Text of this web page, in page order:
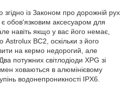
із Законом про дорожній рух
обов'язковим аксесуаром для
навіть якщо у вас його немає,
BC2, оскільки з його
на кермо недорогий, але
потужних світлодіоди XPG зі
ховаються в алюмінієвому
водонепроникності IPX6.